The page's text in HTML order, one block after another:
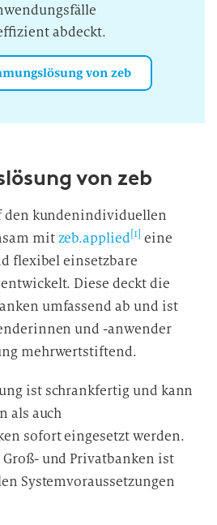
abdeckt.
von zeb
von zeb
den kundenindividuellen
mitzeb.applied [1] eine
flexibel einsetzbare
Diese deckt die
umfassend ab und ist
und -anwender
mehrwertstiftend.
ist schrankfertig und kann
als auch
sofort eingesetzt werden.
und Privatbanken ist
Systemvoraussetzungen